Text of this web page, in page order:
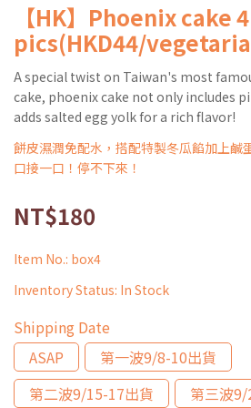
【HK】Phoenix cake 4
pics(HKD44/
A special twist on Taiwan's most
cake, phoenix cake not only includes
adds salted egg yolk for a rich flavor!
餅皮濕潤免配水，搭配特製冬瓜餡加上鹹
口接一口！停不下來！
NT$180
Item No.: box4
Inventory Status: In Stock
Shipping Date
ASAP
第一波9/8-10出貨
第二波9/15-17出貨
第三波